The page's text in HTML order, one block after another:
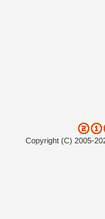
Copyright (C) 2005-